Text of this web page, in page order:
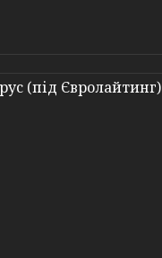
(під Євролайтинг)